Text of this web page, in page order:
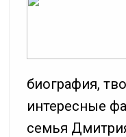
биография,
интересные
семья